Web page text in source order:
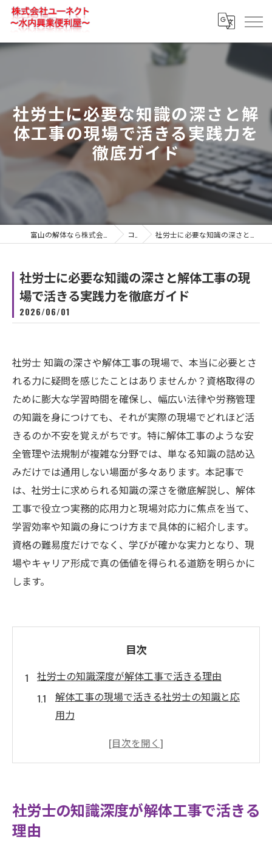
社労士に必要な知識の深さと解
体工事の現場で活きる実践力を
徹底ガイド
コラム 社労士に必要な知識の深さと解体工事の現場で活きる実践力を徹底ガイド
社労士に必要な知識の深さと解体工事の現
場で活きる実践力を徹底ガイド
2026/06/01
社労士 知識の深さや解体工事の現場で、本当に必要とさ
れる力に疑問を感じたことはありませんか？資格取得の
ために膨大な学習時間を確保し、幅広い法律や労務管理
の知識を身につけても、それが実際の現場でどれほど活
きるのか不安を覚えがちです。特に解体工事のような安
全管理や法規制が複雑な分野では、単なる知識の詰め込
みだけでは通用しない場面が多々あります。本記事で
は、社労士に求められる知識の深さを徹底解説し、解体
工事で役立つ実務的応用力と現場対応力に焦点を当て、
学習効率や知識の身につけ方まで具体的に紹介します。
資格の難易度だけでなく、学びが確かな実力となり、現
場やキャリア形成で真の価値を得られる道筋を明らかに
します。
目次
社労士の知識深度が解体工事で活きる理由
解体工事の現場で活きる社労士の知識と応
用力
社労士が解体工事で発揮する法律対応力の
解体工事現場で役立つ社労士の問題解決力
社労士の知識深度が解体工事で活きる
理由